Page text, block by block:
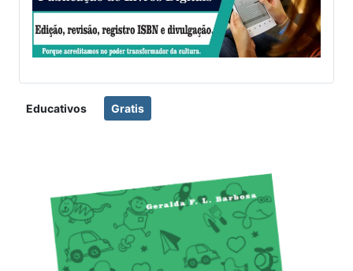
Educativos Gratis